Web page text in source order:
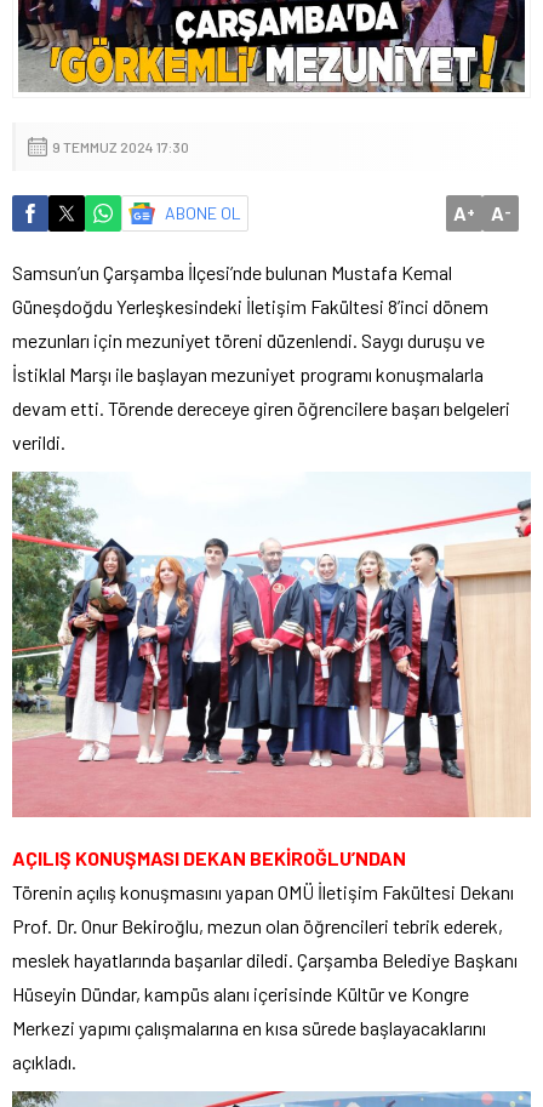
9 TEMMUZ 2024 17:30
ABONE OL A+ A-
Samsun’un Çarşamba İlçesi’nde bulunan Mustafa Kemal
Güneşdoğdu Yerleşkesindeki İletişim Fakültesi 8’inci dönem
mezunları için mezuniyet töreni düzenlendi. Saygı duruşu ve
İstiklal Marşı ile başlayan mezuniyet programı konuşmalarla
devam etti. Törende dereceye giren öğrencilere başarı belgeleri
verildi.
AÇILIŞ KONUŞMASI DEKAN BEKİROĞLU’NDAN
Törenin açılış konuşmasını yapan OMÜ İletişim Fakültesi Dekanı
Prof. Dr. Onur Bekiroğlu, mezun olan öğrencileri tebrik ederek,
meslek hayatlarında başarılar diledi. Çarşamba Belediye Başkanı
Hüseyin Dündar, kampüs alanı içerisinde Kültür ve Kongre
Merkezi yapımı çalışmalarına en kısa sürede başlayacaklarını
açıkladı.